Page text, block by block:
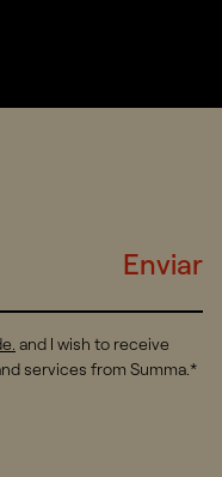
Enviar
. and I wish to receive
services from Summa.*